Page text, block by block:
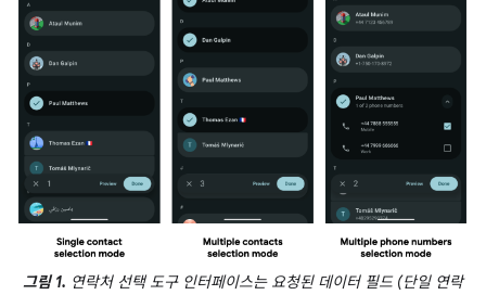
그림 1. 연락처 선택 도구 인터페이스는 요청된 데이터 필드 (단일 연락